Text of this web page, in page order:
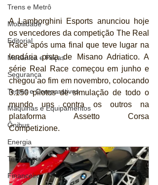
Trens e Metrô
Mobilidade
Editorial
Mecânica e Peças
Segurança
Testes e Comparativos
Máquinas e Equipamentos
Ônibus
Energia
Tecnologia
Financeiro
A Lamborghini Esports anunciou hoje
os vencedores da competição The Real
Race após uma final que teve lugar na
lendária pista de Misano Adriatico. A
série Real Race começou em junho e
chegou ao fim em novembro, colocando
3.150 pilotos de simulação de todo o
mundo uns contra os outros na
plataforma Assetto Corsa
Competizione.